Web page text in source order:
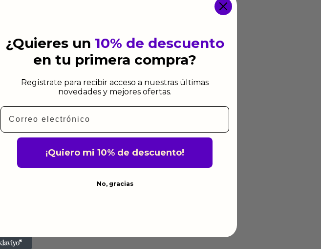
¿Quieres un 10% de descuento
en tu primera compra?
Regístrate para recibir acceso a nuestras últimas
novedades y mejores ofertas.
Email
¡Quiero mi 10% de descuento!
No, gracias